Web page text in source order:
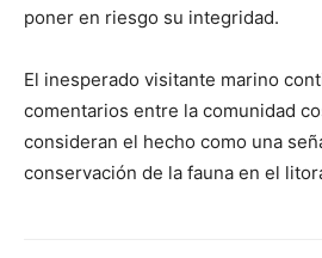
poner en riesgo su integridad.
El inesperado visitante marino
comentarios entre la comunidad
consideran el hecho como una
conservación de la fauna en el